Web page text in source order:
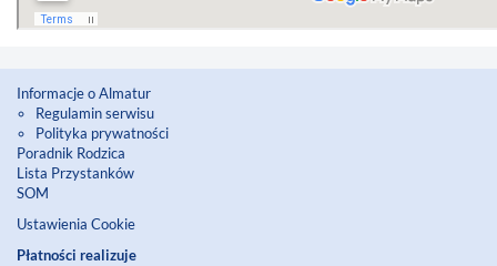
Informacje o Almatur
Regulamin serwisu
Polityka prywatności
Poradnik Rodzica
Lista Przystanków
SOM
Ustawienia Cookie
Płatności realizuje